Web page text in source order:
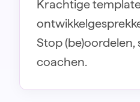
Krachtige
Stop
coachen.
en externen. Met
feedback coach op
organisatiedoelen,
afdelingsdoelen en
doelen.